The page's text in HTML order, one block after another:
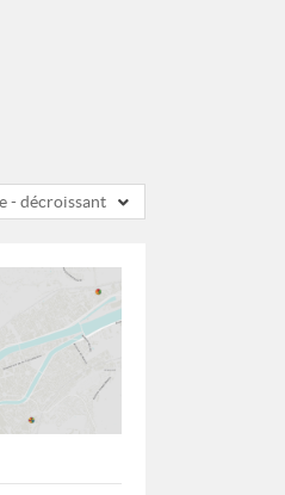
- décroissant